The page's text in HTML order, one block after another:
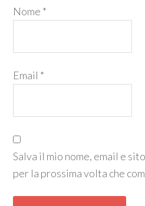
Nome *
Email *
Salva il mio nome, email e
per la prossima volta che